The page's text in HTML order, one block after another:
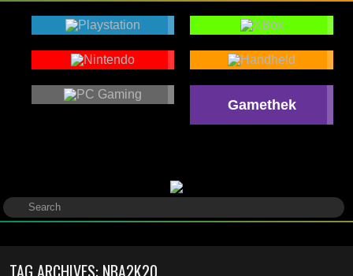
Gamethek
TAG ARCHIVES: NBA2K20